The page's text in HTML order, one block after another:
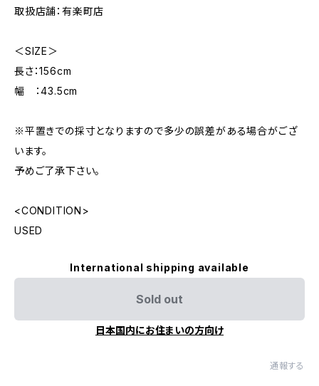
取扱店舗：有楽町店
＜SIZE＞
長さ：156cm
幅 ：43.5cm
※平置きでの採寸となりますので多少の誤差がある場合がござ
います。
予めご了承下さい。
<CONDITION>
USED
International shipping available
Sold out
日本国内にお住まいの方向け
通報する